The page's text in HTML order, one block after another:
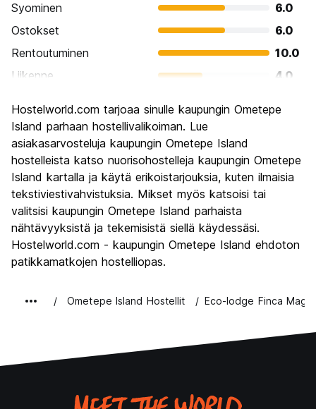
Syominen
6.0
Ostokset
6.0
Rentoutuminen
10.0
Liikenne
4.0
Kulttuuri
Yöelämä
Rahanarvoinen
10.0
Hostelworld.com tarjoaa sinulle kaupungin Ometepe
Island parhaan hostellivalikoiman. Lue
asiakasarvosteluja kaupungin Ometepe Island
hostelleista katso nuorisohostelleja kaupungin Ometepe
Island kartalla ja käytä erikoistarjouksia, kuten ilmaisia
tekstiviestivahvistuksia. Mikset myös katsoisi tai
valitsisi kaupungin Ometepe Island parhaista
nähtävyyksistä ja tekemisistä siellä käydessäsi.
Hostelworld.com - kaupungin Ometepe Island ehdoton
patikkamatkojen hostelliopas.
Ometepe Island Hostellit Eco-lodge Finca